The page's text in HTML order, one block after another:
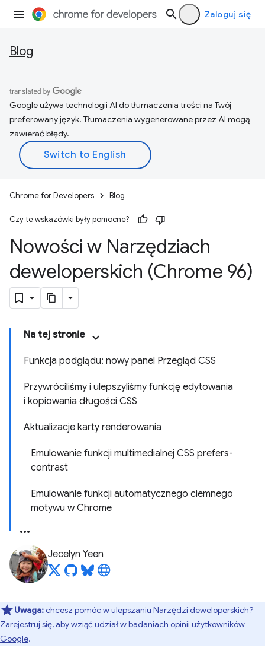
Zaloguj się
Blog
Google używa technologii AI do tłumaczenia treści na Twój
preferowany język. Tłumaczenia wygenerowane przez AI mogą
zawierać błędy.
Chrome for Developers Blog
Czy te wskazówki były pomocne?
Nowości w Narzędziach
deweloperskich (Chrome 96)
Na tej stronie
Funkcja podglądu: nowy panel Przegląd CSS
Przywróciliśmy i ulepszyliśmy funkcję edytowania
i kopiowania długości CSS
Aktualizacje karty renderowania
Emulowanie funkcji multimedialnej CSS prefers-
contrast
Emulowanie funkcji automatycznego ciemnego
motywu w Chrome
Jecelyn Yeen
Uwaga:chcesz pomóc w ulepszaniu Narzędzi deweloperskich?
Zarejestruj się, aby wziąć udział wbadaniach opinii użytkowników
Google.